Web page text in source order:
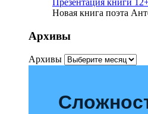
Презентация книги
Новая книга поэта
Архивы
Архивы